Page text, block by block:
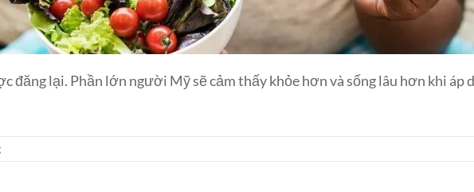
đăng lại. Phần lớn người Mỹ sẽ cảm thấy khỏe hơn và sống lâu hơn khi áp